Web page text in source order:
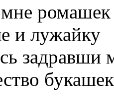
ромашек
и лужайку
задравши